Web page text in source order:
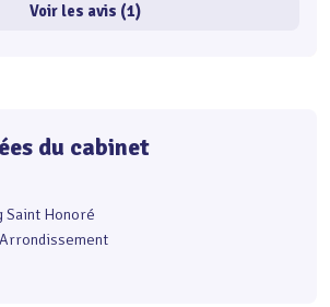
Voir les avis (1)
du cabinet
Saint Honoré